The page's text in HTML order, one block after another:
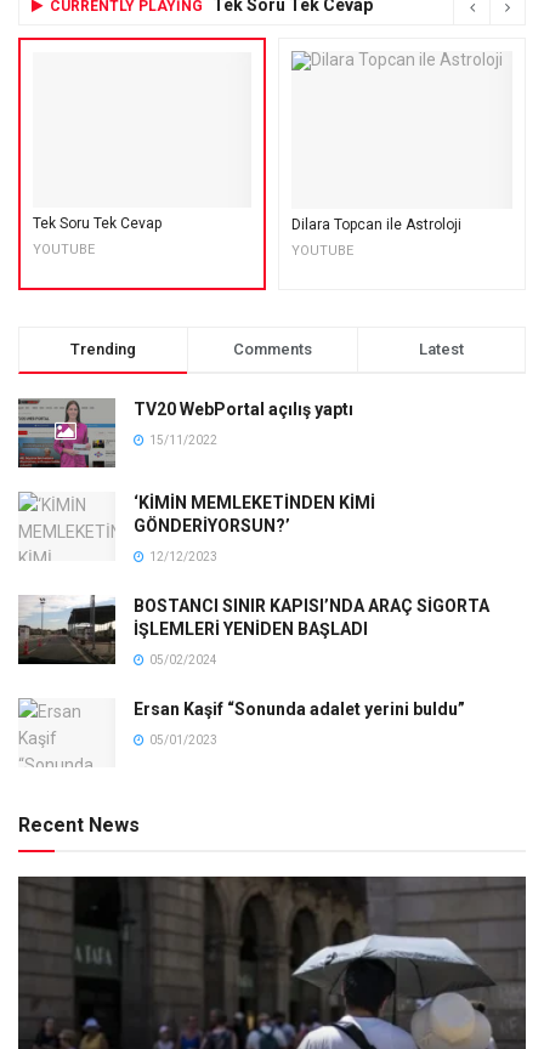
CURRENTLY PLAYING Tek Soru Tek Cevap
Tek Soru Tek Cevap
YOUTUBE
Dilara Topcan ile Astroloji
YOUTUBE
Trending Comments Latest
TV20 WebPortal açılış yaptı
15/11/2022
‘KİMİN MEMLEKETİNDEN KİMİ
GÖNDERİYORSUN?’
12/12/2023
BOSTANCI SINIR KAPISI’NDA ARAÇ SİGORTA
İŞLEMLERİ YENİDEN BAŞLADI
05/02/2024
Ersan Kaşif “Sonunda adalet yerini buldu”
05/01/2023
Recent News